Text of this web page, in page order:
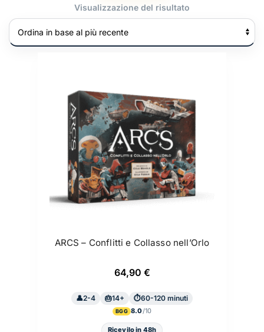
Visualizzazione del risultato
ARCS – Conflitti e Collasso nell’Orlo
64,90 €
2-4 14+ 60-120 minuti
BGG 8.0
Ricevilo in 48h